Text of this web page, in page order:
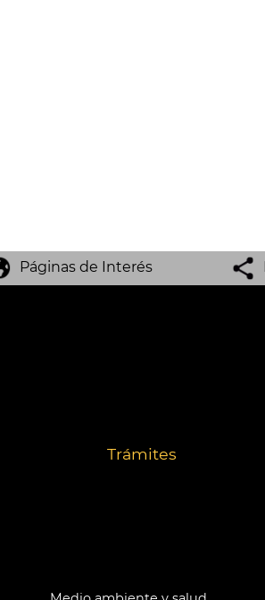
Páginas de Interés
Trámites